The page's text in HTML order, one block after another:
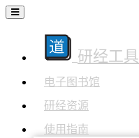
研经工具
电子图书馆
研经资源
使用指南